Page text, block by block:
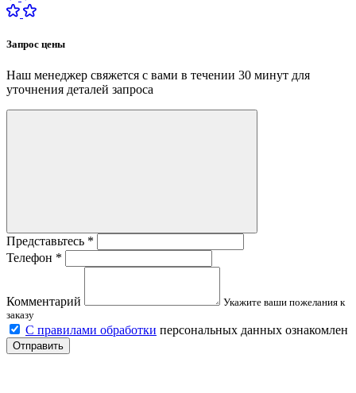
Запрос цены
Наш менеджер свяжется с вами в течении 30 минут для
уточнения деталей запроса
Представьтесь *
Телефон *
Комментарий
Укажите ваши пожелания к
заказу
С правилами обработки персональных данных ознакомлен
Отправить